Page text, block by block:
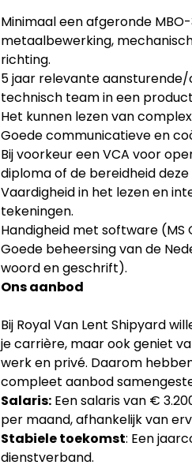
Minimaal een afgeronde
metaalbewerking,
richting.
5 jaar relevante
technisch team in een
Het kunnen lezen van
Goede communicatieve en
Bij voorkeur een VCA voor
diploma of de bereidheid deze
Vaardigheid in het lezen en
tekeningen.
Handigheid met software (MS
Goede beheersing van de
woord en geschrift).
Ons aanbod
Bij Royal Van Lent Shipyard
je carrière, maar ook geniet
werk en privé. Daarom
compleet aanbod
Salaris: Een salaris van €
per maand, afhankelijk van
Stabiele toekomst: Een
dienstverband.